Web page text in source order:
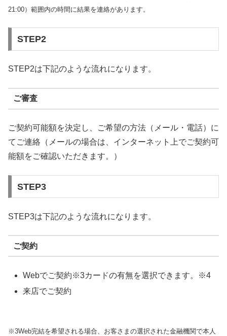
21:00）範囲内の時間に結果を連絡があります。
STEP2
STEP2は下記のような流れになります。
ご審査
ご契約可能額を決定し、ご希望の方法（メール・電話）に
てご連絡（メールの場合は、インターネット上でご契約可
能額をご確認いただきます。）
STEP3
STEP3は下記のような流れになります。
ご契約
Webでご契約※3カードの有無を選択できます。※4
来店でご契約
※3Web完結を希望される場合、お客さまの選択された金融機関で本人